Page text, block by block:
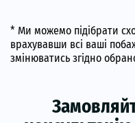
* Ми можемо підібрати
врахувавши всі ваші
змінюватись згідно